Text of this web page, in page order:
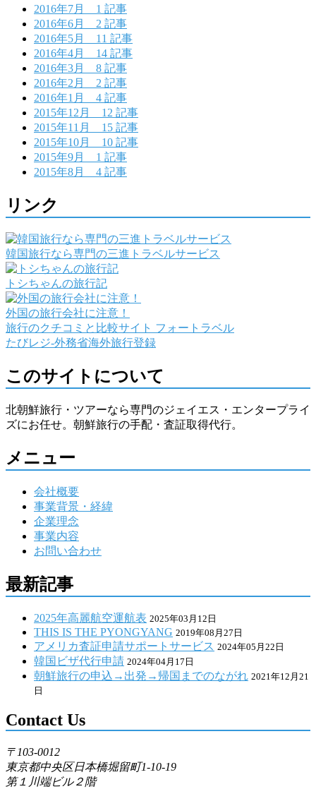
2016年7月 1 記事
2016年6月 2 記事
2016年5月 11 記事
2016年4月 14 記事
2016年3月 8 記事
2016年2月 2 記事
2016年1月 4 記事
2015年12月 12 記事
2015年11月 15 記事
2015年10月 10 記事
2015年9月 1 記事
2015年8月 4 記事
リンク
韓国旅行なら専門の三進トラベルサービス
トシちゃんの旅行記
外国の旅行会社に注意！
旅行のクチコミと比較サイト フォートラベル
たびレジ-外務省海外旅行登録
このサイトについて
北朝鮮旅行・ツアーなら専門のジェイエス・エンタープライ
ズにお任せ。朝鮮旅行の手配・査証取得代行。
メニュー
会社概要
事業背景・経緯
企業理念
事業内容
お問い合わせ
最新記事
2025年高麗航空運航表 2025年03月12日
THIS IS THE PYONGYANG 2019年08月27日
アメリカ査証申請サポートサービス 2024年05月22日
韓国ビザ代行申請 2024年04月17日
朝鮮旅行の申込→出発→帰国までのながれ 2021年12月21
日
Contact Us
〒103-0012
東京都中央区日本橋堀留町1-10-19
第１川端ビル２階